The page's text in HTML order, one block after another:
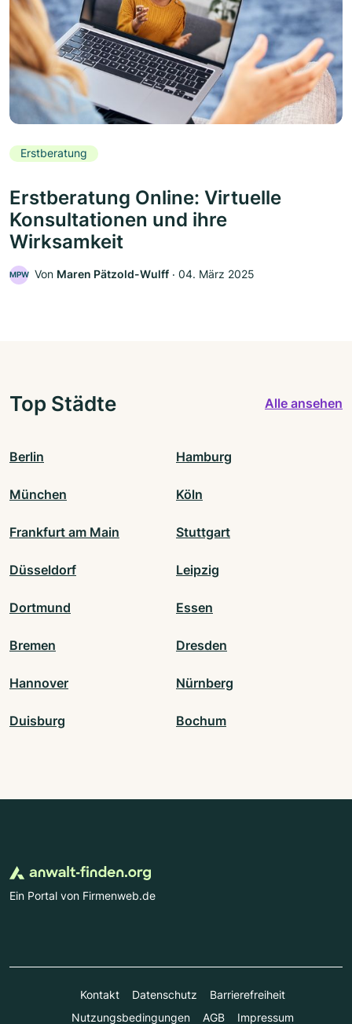
Erstberatung
Erstberatung Online: Virtuelle
Konsultationen und ihre
Wirksamkeit
MPW Von Maren Pätzold-Wulff ‧ 04. März 2025
Top Städte Alle ansehen
Berlin Hamburg
München Köln
Frankfurt am Main Stuttgart
Düsseldorf Leipzig
Dortmund Essen
Bremen Dresden
Hannover Nürnberg
Duisburg Bochum
Ein Portal von Firmenweb.de
Kontakt Datenschutz
Barrierefreiheit
Nutzungsbedingungen
AGB Impressum